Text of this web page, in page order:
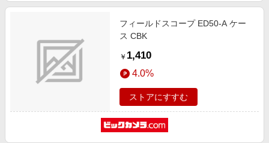
フィールドスコープ ED50-A ケー
ス CBK
￥ 1,410
4.0%
ストアにすすむ